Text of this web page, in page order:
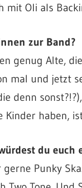
mit Oli als
zur Band?
genug Alte,
mal und jetzt
denn
haben,
du euch
Punky